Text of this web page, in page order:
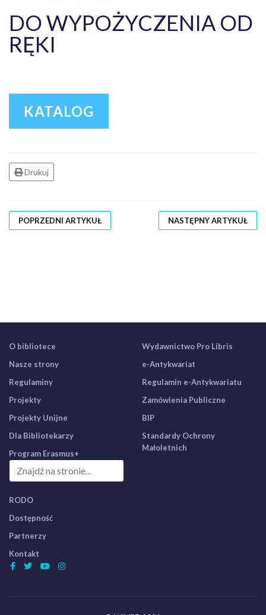
DO WYPOŻYCZENIA OD
RĘKI
KATALOG
Drukuj
POPRZEDNI ARTYKUŁ NASTĘPNY ARTYKUŁ
O bibliotece
Nasze strony
Regulaminy
Projekty
Projekty Unijne
Dla Bibliotekarzy
Program Erasmus+
Wydawnictwo Pro Libris
e-Antykwariat
Regulamin e-Antykwariatu
Zamówienia Publiczne
BIP
Standardy Ochrony
Małoletnich
RODO
Dostępność
Partnerzy
Kontakt